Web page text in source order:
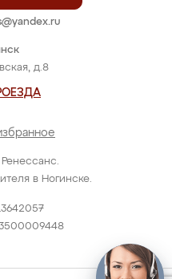
в Ногинске.
д.8